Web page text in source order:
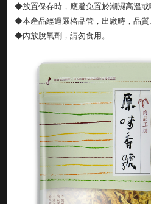
◆放置保存時， 應避免置於潮濕高溫或
◆本產品經過嚴格品管，出廠時，品質
◆內放脫氧劑，請勿食用。